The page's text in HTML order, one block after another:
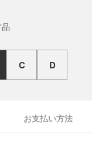
C D
お支払い方法